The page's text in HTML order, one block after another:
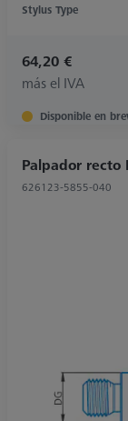
Stylus Type
64,20 €
más el IVA
Disponible en
Palpador recto
626123-5855-040